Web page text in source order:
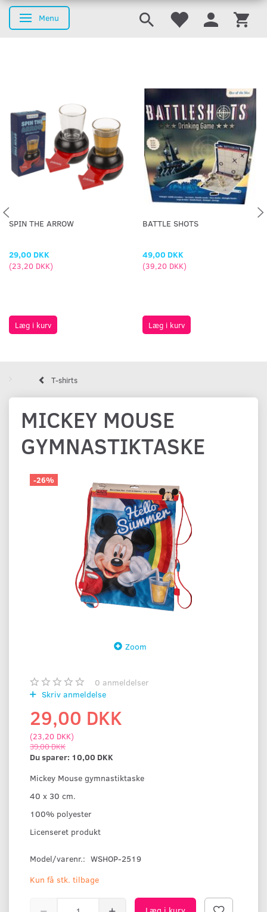
Skifte navigation
Menu
SPIN THE ARROW
29,00 DKK
(23,20 DKK)
Læg i kurv
BATTLE SHOTS
49,00 DKK
(39,20 DKK)
Læg i kurv
T-shirts
MICKEY MOUSE
GYMNASTIKTASKE
-26%
Zoom
0 anmeldelser
Skriv anmeldelse
29,00 DKK
(23,20 DKK)
39,00 DKK
Du sparer: 10,00 DKK
Mickey Mouse gymnastiktaske
40 x 30 cm.
100% polyester
Licenseret produkt
Model/varenr.: WSHOP-2519
Kun få stk. tilbage